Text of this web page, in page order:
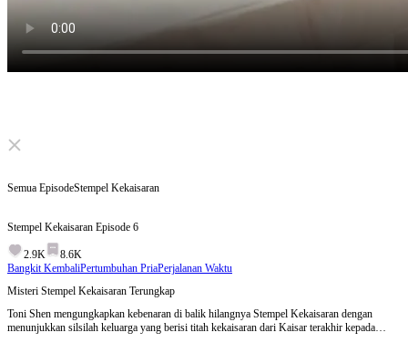
Click to unmute
Semua EpisodeStempel Kekaisaran
Stempel Kekaisaran Episode 6
2.9K
8.6K
Bangkit KembaliPertumbuhan PriaPerjalanan Waktu
Misteri Stempel Kekaisaran Terungkap
Toni Shen mengungkapkan kebenaran di balik hilangnya Stempel Kekaisaran dengan
menunjukkan silsilah keluarga yang berisi titah kekaisaran dari Kaisar terakhir kepada